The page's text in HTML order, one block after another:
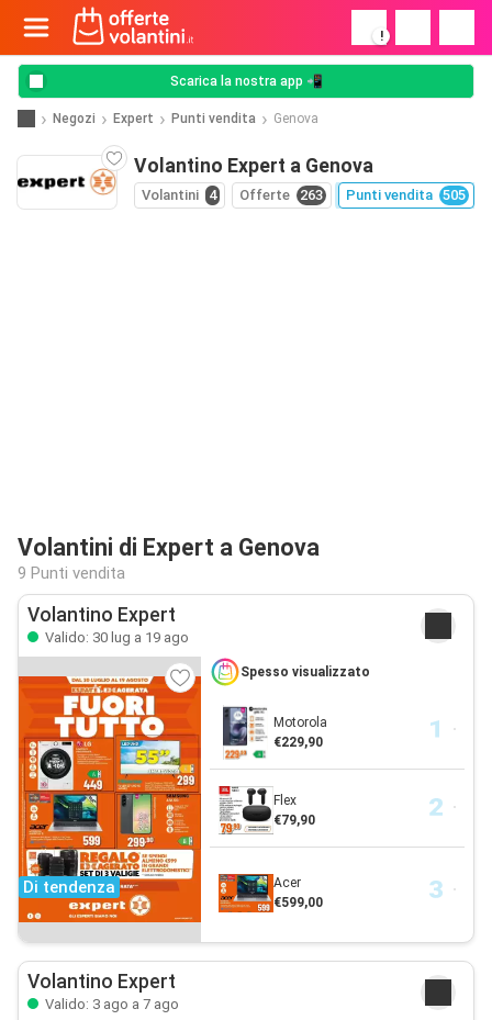
!
Scarica la nostra app 📲
Negozi Expert Punti vendita Genova
Volantino Expert a Genova
Volantini 4 Offerte 263 Punti vendita 505
Volantini di Expert a Genova
9 Punti vendita
Volantino Expert
Valido: 30 lug a 19 ago
Di tendenza
Spesso visualizzato
Motorola
€229,90
Flex
€79,90
Acer
€599,00
Volantino Expert
Valido: 3 ago a 7 ago